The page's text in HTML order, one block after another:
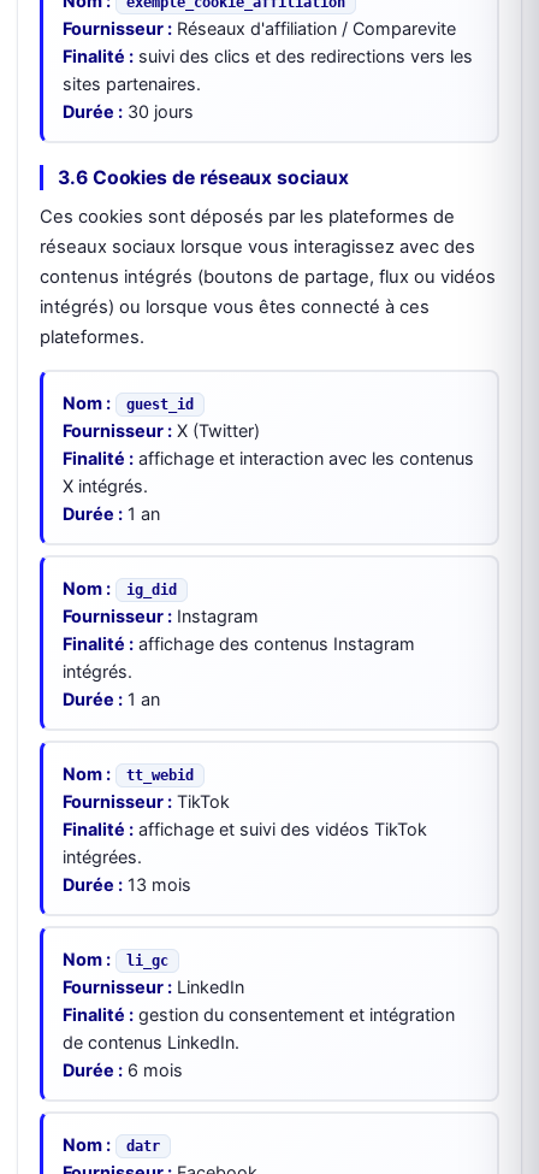
Fournisseur : Réseaux d'affiliation / Comparevite
Finalité : suivi des clics et des redirections vers les
sites partenaires.
Durée : 30 jours
3.6 Cookies de réseaux sociaux
Ces cookies sont déposés par les plateformes de
réseaux sociaux lorsque vous interagissez avec des
contenus intégrés (boutons de partage, flux ou vidéos
intégrés) ou lorsque vous êtes connecté à ces
plateformes.
Nom : guest_id
Fournisseur : X (Twitter)
Finalité : affichage et interaction avec les contenus
X intégrés.
Durée : 1 an
Nom : ig_did
Fournisseur : Instagram
Finalité : affichage des contenus Instagram
intégrés.
Durée : 1 an
Nom : tt_webid
Fournisseur : TikTok
Finalité : affichage et suivi des vidéos TikTok
intégrées.
Durée : 13 mois
Nom : li_gc
Fournisseur : LinkedIn
Finalité : gestion du consentement et intégration
de contenus LinkedIn.
Durée : 6 mois
Nom : datr